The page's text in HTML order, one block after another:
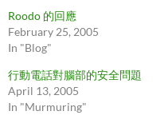
Roodo 的回應
February 25, 2005
In "Blog"
行動電話對腦部的安全問題
April 13, 2005
In "Murmuring"